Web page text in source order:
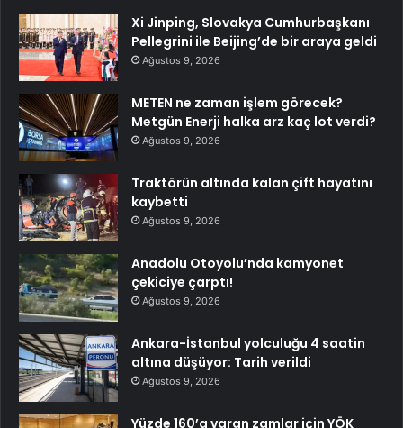
Xi Jinping, Slovakya Cumhurbaşkanı
Pellegrini ile Beijing’de bir araya geldi
Ağustos 9, 2026
METEN ne zaman işlem görecek?
Metgün Enerji halka arz kaç lot verdi?
Ağustos 9, 2026
Traktörün altında kalan çift hayatını
kaybetti
Ağustos 9, 2026
Anadolu Otoyolu’nda kamyonet
çekiciye çarptı!
Ağustos 9, 2026
Ankara-İstanbul yolculuğu 4 saatin
altına düşüyor: Tarih verildi
Ağustos 9, 2026
Yüzde 160’a varan zamlar için YÖK